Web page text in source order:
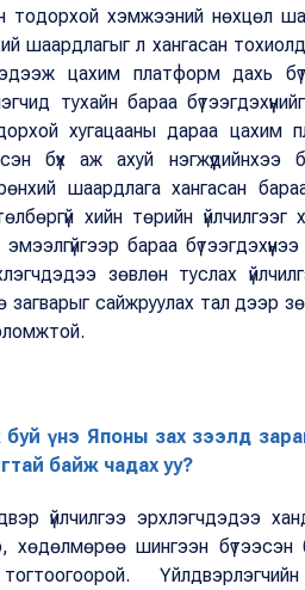
тодорхой хэмжээний нөхцөл
шаардлагыг л хангасан
цахим платформ дахь
тухайн бараа
хугацааны дараа цахим
бүх аж ахуй нэгжүүдийнхээ
шаардлага хангасан бараа
хийн төрийн
бараа
зөвлөн туслах
загварыг сайжруулах тал дээр
үнэ Японы зах зээлд
байж чадах уу?
үйлчилгээ эрхлэгчдэдээ
хөдөлмөрөө шингээн бүтээсэн